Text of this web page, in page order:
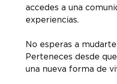
accedes a una
experiencias.
No esperas a
Perteneces desde
una nueva forma de